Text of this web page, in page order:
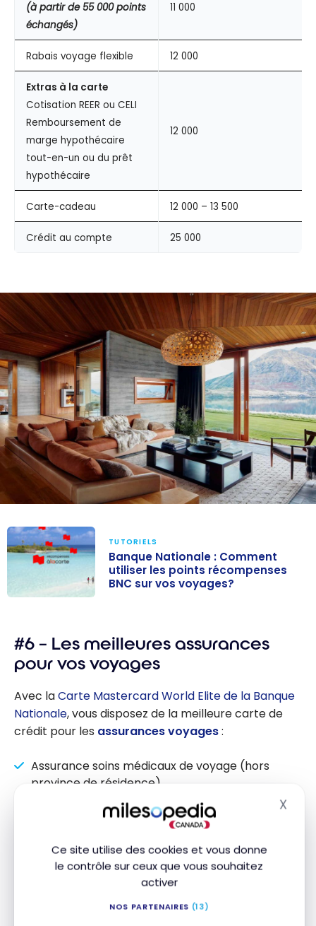
Ce site utilise des cookies et vous donne
le contrôle sur ceux que vous souhaitez
activer
NOS PARTENAIRES (13)
X
(à partir de 55 000 points
échangés)
11 000
Rabais voyage flexible 12 000
Extras à la carte
Cotisation REER ou CELI
Remboursement de
marge hypothécaire
tout-en-un ou du prêt
hypothécaire
12 000
Carte-cadeau 12 000 – 13 500
Crédit au compte 25 000
Comment
utiliser les
points
récompenses
BNC sur vos
voyages?
TUTORIELS
Banque Nationale : Comment
utiliser les points récompenses
BNC sur vos voyages?
#6 – Les meilleures assurances
pour vos voyages
Avec laCarte Mastercard World Elite de la Banque
Nationale, vous disposez de la meilleure carte de
crédit pour les assurances voyages:
Assurance soins médicaux de voyage (hors
province de résidence)
Assurance annulation/interruption de voyage
Assurance en cas de vol ou perte de bagages
Assurance en cas de retard de vol
Assurance en cas de retard de bagages
Assurance location de véhicules